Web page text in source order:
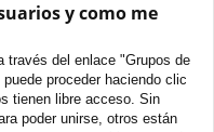
y como me
través del enlace "Grupos de
proceder haciendo clic
tienen libre acceso. Sin
poder unirse, otros están